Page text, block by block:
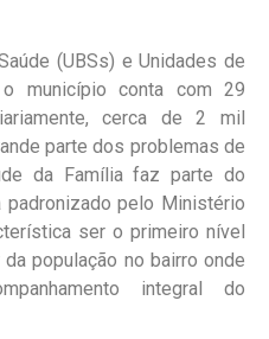
(UBSs) e Unidades de
município conta com 29
cerca de 2 mil
parte dos problemas de
da Família faz parte do
pelo Ministério
ser o primeiro nível
população no bairro onde
integral do